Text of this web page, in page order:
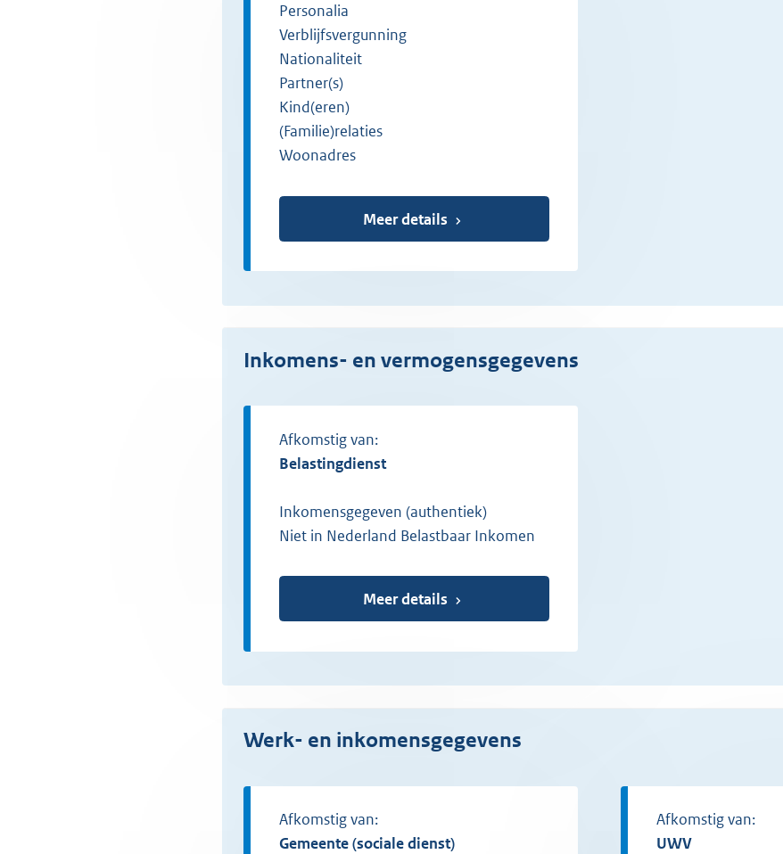
Personalia
Verblijfsvergunning
Nationaliteit
Partner(s)
Kind(eren)
(Familie)relaties
Woonadres
Meer details
Inkomens- en vermogensgegevens
Afkomstig van:
Belastingdienst
Inkomensgegeven (authentiek)
Niet in Nederland Belastbaar Inkomen
Meer details
Werk- en inkomensgegevens
Afkomstig van:
gemeente (sociale dienst)
Afkomstig van:
UWV